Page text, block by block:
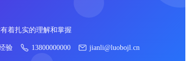
着扎实的理解和掌握
验 13800000000 jianli@luobojl.cn